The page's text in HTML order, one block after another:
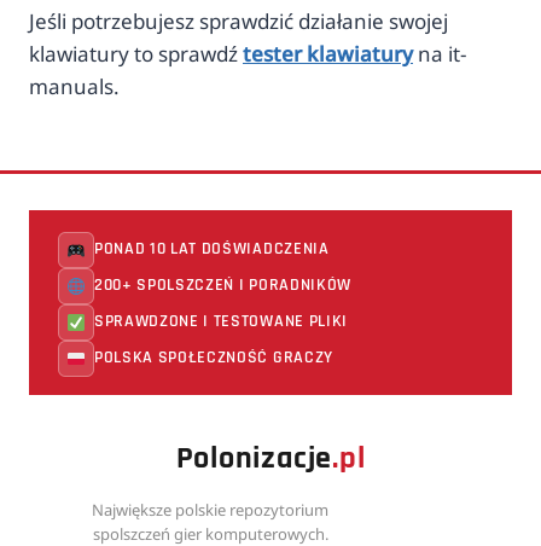
Jeśli potrzebujesz sprawdzić działanie swojej
klawiatury to sprawdźtester klawiaturyna it-
manuals.
PONAD 10 LAT DOŚWIADCZENIA
200+ SPOLSZCZEŃ I PORADNIKÓW
SPRAWDZONE I TESTOWANE PLIKI
POLSKA SPOŁECZNOŚĆ GRACZY
Polonizacje.pl
Największe polskie repozytorium
spolszczeń gier komputerowych.